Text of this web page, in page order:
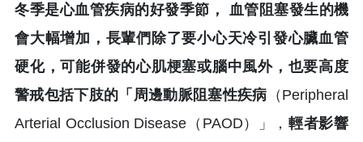
冬季是心血管疾病的好發季節， 血管阻塞發生的機
會大幅增加，長輩們除了要小心天冷引發心臟血管
硬化，可能併發的心肌梗塞或腦中風外，也要高度
警戒包括下肢的「周邊動脈阻塞性疾病 （Peripheral
Arterial Occlusion Disease（PAOD）」，輕者影響